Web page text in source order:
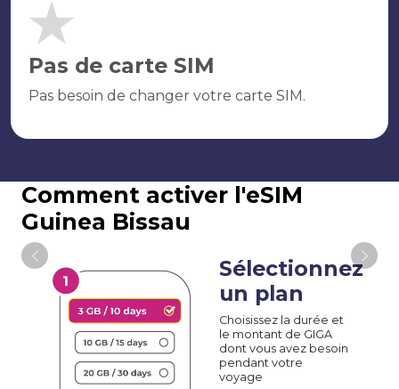
Pas de carte SIM
Pas besoin de changer votre carte SIM.
Comment activer l'eSIM
Guinea Bissau
Sélectionnez
un plan
Choisissez la durée et
le montant de GIGA
dont vous avez besoin
pendant votre
voyage